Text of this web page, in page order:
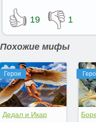
👍 19 👎 1
Похожие мифы
Герои
Дедал и Икар